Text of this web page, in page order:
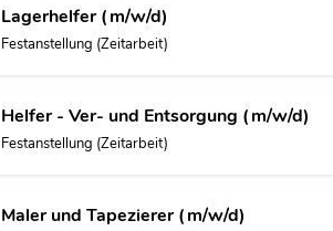
Lagerhelfer (m/w/d)
Festanstellung (Zeitarbeit)
Helfer - Ver- und Entsorgung (m/w/d)
Festanstellung (Zeitarbeit)
Maler und Tapezierer (m/w/d)